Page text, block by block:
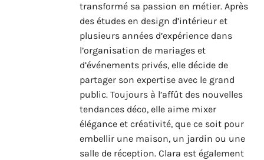
transformé sa passion en métier. Après
des études en design d’intérieur et
plusieurs années d’expérience dans
l’organisation de mariages et
d’événements privés, elle décide de
partager son expertise avec le grand
public. Toujours à l’affût des nouvelles
tendances déco, elle aime mixer
élégance et créativité, que ce soit pour
embellir une maison, un jardin ou une
salle de réception. Clara est également